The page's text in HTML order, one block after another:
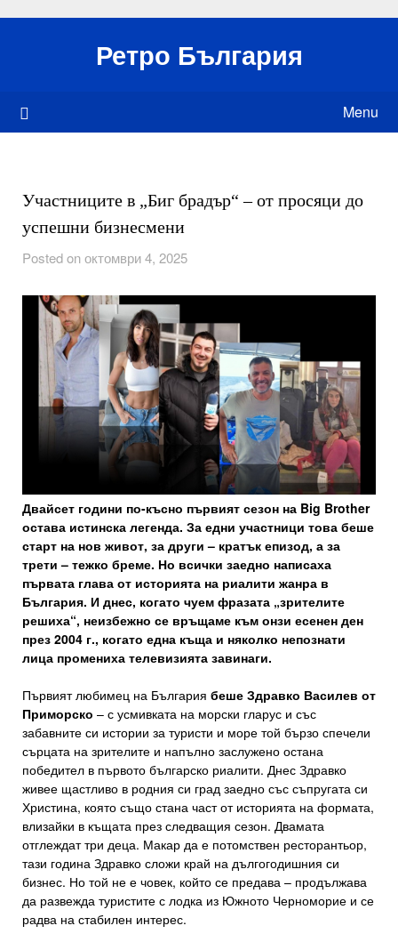
Ретро България
Menu
Участниците в „Биг брадър“ – от просяци до
успешни бизнесмени
Posted on октомври 4, 2025
Двайсет години по-късно първият сезон на Big Brother
остава истинска легенда. За едни участници това беше
старт на нов живот, за други – кратък епизод, а за
трети – тежко бреме. Но всички заедно написаха
първата глава от историята на риалити жанра в
България. И днес, когато чуем фразата „зрителите
решиха“, неизбежно се връщаме към онзи есенен ден
през 2004 г., когато една къща и няколко непознати
лица промениха телевизията завинаги.
Първият любимец на България беше Здравко Василев от
Приморско – с усмивката на морски гларус и със
забавните си истории за туристи и море той бързо спечели
сърцата на зрителите и напълно заслужено остана
победител в първото българско риалити. Днес Здравко
живее щастливо в родния си град заедно със съпругата си
Христина, която също стана част от историята на формата,
влизайки в къщата през следващия сезон. Двамата
отглеждат три деца. Макар да е потомствен ресторантьор,
тази година Здравко сложи край на дългогодишния си
бизнес. Но той не е човек, който се предава – продължава
да развежда туристите с лодка из Южното Черноморие и се
радва на стабилен интерес.